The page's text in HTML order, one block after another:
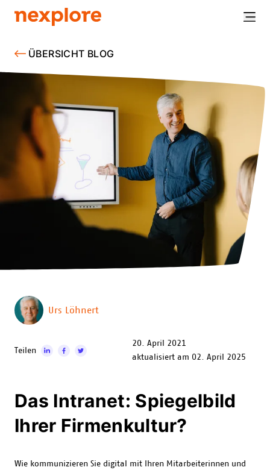
ÜBERSICHT BLOG
Urs Löhnert
Teilen
20. April 2021
aktualisiert am 02. April 2025
Das Intranet: Spiegelbild
Ihrer Firmenkultur?
Wie kommunizieren Sie digital mit Ihren Mitarbeiterinnen und